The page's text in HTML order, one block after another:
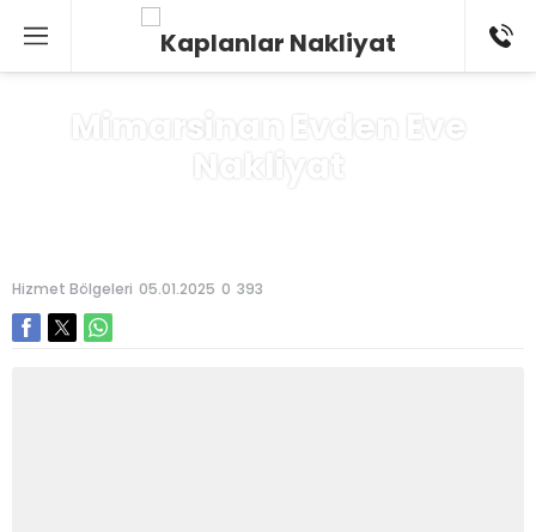
Mimarsinan Evden Eve
Nakliyat
Hizmet Bölgeleri 05.01.2025 0 393